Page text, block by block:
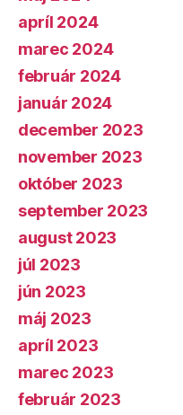
apríl 2024
marec 2024
február 2024
január 2024
december 2023
november 2023
október 2023
september 2023
august 2023
júl 2023
jún 2023
máj 2023
apríl 2023
marec 2023
február 2023